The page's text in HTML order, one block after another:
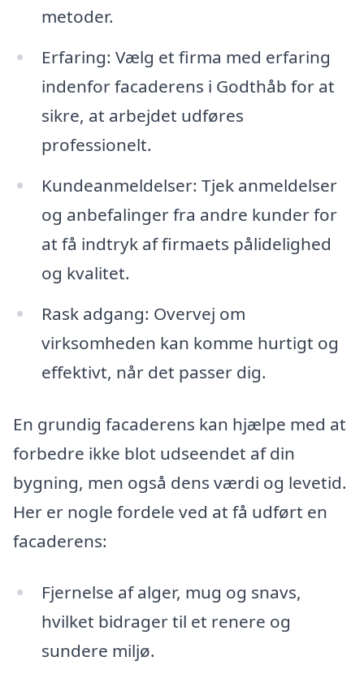
metoder.
Erfaring: Vælg et firma med erfaring
indenfor facaderens i Godthåb for at
sikre, at arbejdet udføres
professionelt.
Kundeanmeldelser: Tjek anmeldelser
og anbefalinger fra andre kunder for
at få indtryk af firmaets pålidelighed
og kvalitet.
Rask adgang: Overvej om
virksomheden kan komme hurtigt og
effektivt, når det passer dig.
En grundig facaderens kan hjælpe med at
forbedre ikke blot udseendet af din
bygning, men også dens værdi og levetid.
Her er nogle fordele ved at få udført en
facaderens:
Fjernelse af alger, mug og snavs,
hvilket bidrager til et renere og
sundere miljø.